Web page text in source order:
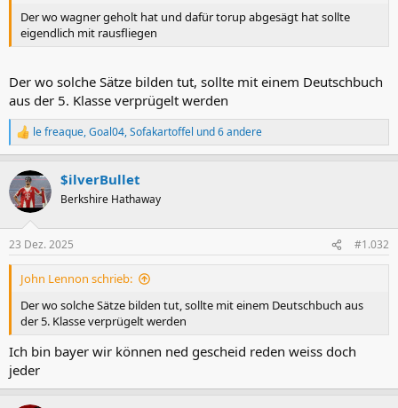
Der wo wagner geholt hat und dafür torup abgesägt hat sollte
eigendlich mit rausfliegen
Der wo solche Sätze bilden tut, sollte mit einem Deutschbuch
aus der 5. Klasse verprügelt werden
R
e
k
t
i
e
n
le freaque,Goal04,Sofakartoffel und 6 andere
$ilverBullet
Berkshire Hathaway
23 Dez. 2025 #1.032
John Lennon schrieb:
Der wo solche Sätze bilden tut, sollte mit einem Deutschbuch aus
der 5. Klasse verprügelt werden
Ich bin bayer wir können ned gescheid reden weiss doch
jeder